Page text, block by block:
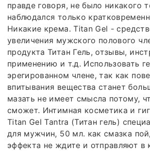
правде говоря, не было никакого
наблюдался только
Никакие крема. Titan Gel -
увеличения мужского полового
продукта Титан Гель, отзывы,
применению и т.д. Использовать
эрегированном члене, так как
впитывания вещества станет
мазать не имеет смысла потому,
сможет. Интимная косметика и
Titan Gel Tantra (Титан гель)
для мужчин, 50 мл. как смазка
эффекта не ждите и отправляют в